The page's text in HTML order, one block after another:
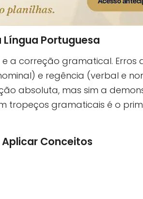
Portuguesa
a correção gramatical. Erros
e regência (verbal e
absoluta, mas sim a
tropeços gramaticais é o
Conceitos